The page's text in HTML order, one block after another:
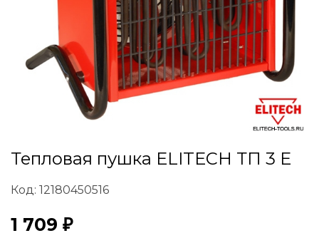
Тепловая пушка ELITECH ТП 3 Е
Код: 12180450516
1 709 ₽